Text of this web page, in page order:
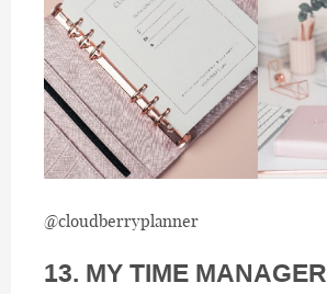
@cloudberryplanner
13. MY TIME MANAGER